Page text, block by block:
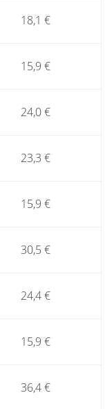
18,1 €
15,9 €
24,0 €
23,3 €
15,9 €
30,5 €
24,4 €
15,9 €
36,4 €